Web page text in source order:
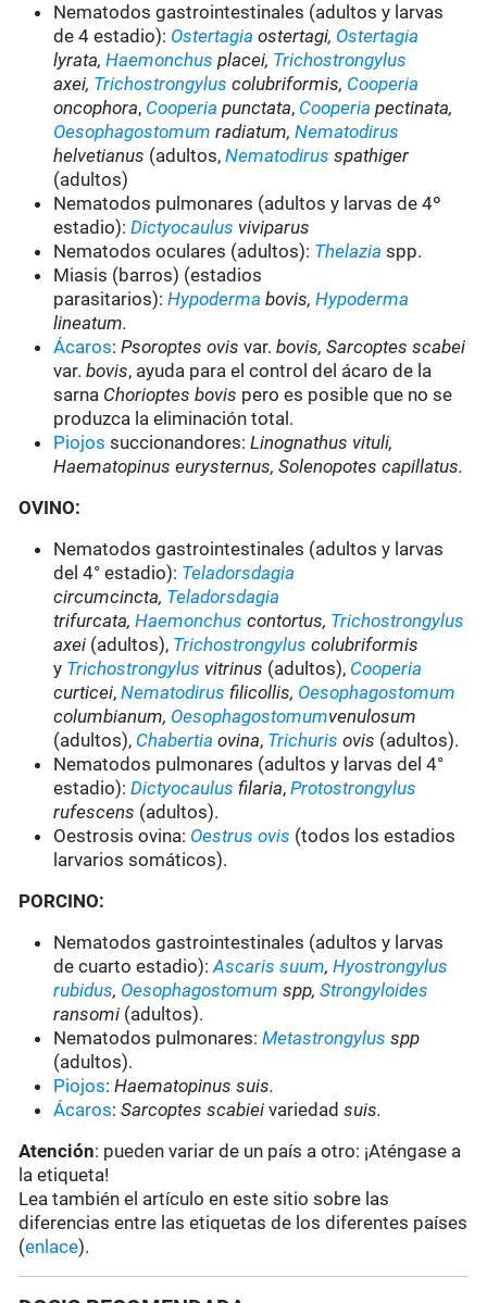
Nematodos gastrointestinales (adultos y larvas
de 4 estadio): Ostertagia ostertagi, Ostertagia
lyrata,Haemonchus placei, Trichostrongylus
axei, Trichostrongylus colubriformis, Cooperia
oncophora, Cooperia punctata, Cooperia pectinata,
Oesophagostomum radiatum,Nematodirus
helvetianus (adultos,Nematodirus spathiger
(adultos)
Nematodos pulmonares (adultos y larvas de 4º
estadio):Dictyocaulus viviparus
Nematodos oculares (adultos): Thelazia spp.
Miasis (barros) (estadios
parasitarios):Hypoderma bovis,Hypoderma
lineatum.
Ácaros:Psoroptes ovisvar.bovis, Sarcoptes scabei
var.bovis, ayuda para el control del ácaro de la
sarna Chorioptes bovis pero es posible que no se
produzca la eliminación total.
Piojos succionandores:Linognathus vituli,
Haematopinus eurysternus, Solenopotes capillatus.
OVINO:
Nematodos gastrointestinales (adultos y larvas
del 4° estadio): Teladorsdagia
circumcincta, Teladorsdagia
trifurcata,Haemonchus contortus, Trichostrongylus
axei (adultos), Trichostrongylus colubriformis
y Trichostrongylus vitrinus (adultos), Cooperia
curticei,Nematodirus filicollis, Oesophagostomum
columbianum, Oesophagostomumvenulosum
(adultos), Chabertia ovina, Trichuris ovis (adultos).
Nematodos pulmonares (adultos y larvas del 4°
estadio):Dictyocaulus filaria,Protostrongylus
rufescens (adultos).
Oestrosis ovina: Oestrus ovis (todos los estadios
larvarios somáticos).
PORCINO:
Nematodos gastrointestinales (adultos y larvas
de cuarto estadio):Ascaris suum,Hyostrongylus
rubidus, Oesophagostomum spp,Strongyloides
ransomi (adultos).
Nematodos pulmonares:Metastrongylus spp
(adultos).
Piojos:Haematopinus suis.
Ácaros:Sarcoptes scabieivariedadsuis.
Atención: pueden variar de un país a otro: ¡Aténgase a
la etiqueta!
Lea también el artículo en este sitio sobre las
diferencias entre las etiquetas de los diferentes países
(enlace).